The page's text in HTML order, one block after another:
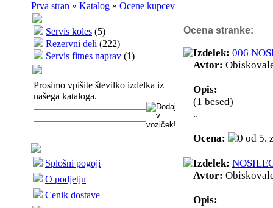
Prva stran » Katalog » Ocene kupcev
Servis koles (5)
Rezervni deli (222)
Servis fitnes naprav (1)
Prosimo vpišite številko izdelka iz
našega kataloga.
Splošni pogoji
O podjetju
Cenik dostave
Ocena stranke:
Izdelek: 006
Avtor:
Opis:
(1 besed)
..
Ocena:
Izdelek:
Avtor:
Opis: